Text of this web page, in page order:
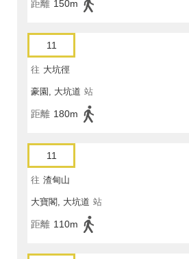
距離 150m
11
往 大坑徑
豪園, 大坑道 站
距離 180m
11
往 渣甸山
大寶閣, 大坑道 站
距離 110m